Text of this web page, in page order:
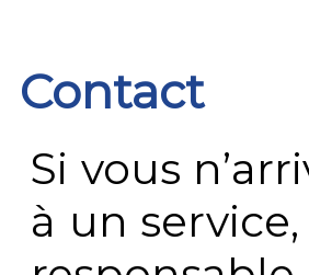
Contact
Si vous
à un